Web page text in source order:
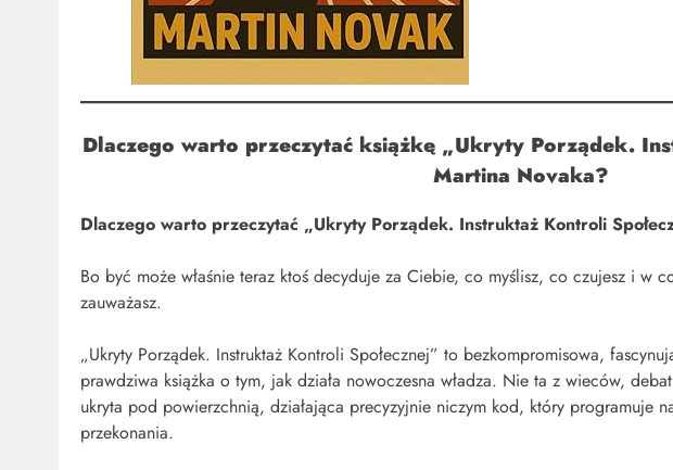
Dlaczego warto przeczytać książkę „Ukryty Porządek.
Martina Novaka?
Dlaczego warto przeczytać „Ukryty Porządek. Instruktaż Kontroli
Bo być może właśnie teraz ktoś decyduje za Ciebie, co myślisz, co czujesz i w
zauważasz.
„Ukryty Porządek. Instruktaż Kontroli Społecznej” to bezkompromisowa,
prawdziwa książka o tym, jak działa nowoczesna władza. Nie ta z wieców,
ukryta pod powierzchnią, działająca precyzyjnie niczym kod, który programuje
przekonania.